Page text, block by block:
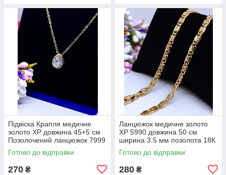
Підвіска Крапля медичне
золото ХР довжина 45+5 см
Позолочений ланцюжок 7999
Готово до відправки
270 ₴
Ланцюжок медичне золото
ХР 5990 довжина 50 см
ширина 3.5 мм позолота 18К
Готово до відправки
280 ₴